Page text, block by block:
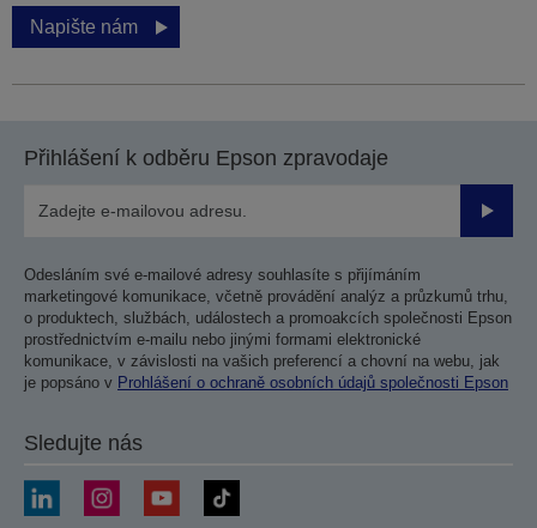
Napište nám
Přihlášení k odběru Epson zpravodaje
Odesláním své e-mailové adresy souhlasíte s přijímáním
marketingové komunikace, včetně provádění analýz a průzkumů trhu,
o produktech, službách, událostech a promoakcích společnosti Epson
prostřednictvím e-mailu nebo jinými formami elektronické
komunikace, v závislosti na vašich preferencí a chovní na webu, jak
je popsáno v Prohlášení o ochraně osobních údajů společnosti Epson
Sledujte nás